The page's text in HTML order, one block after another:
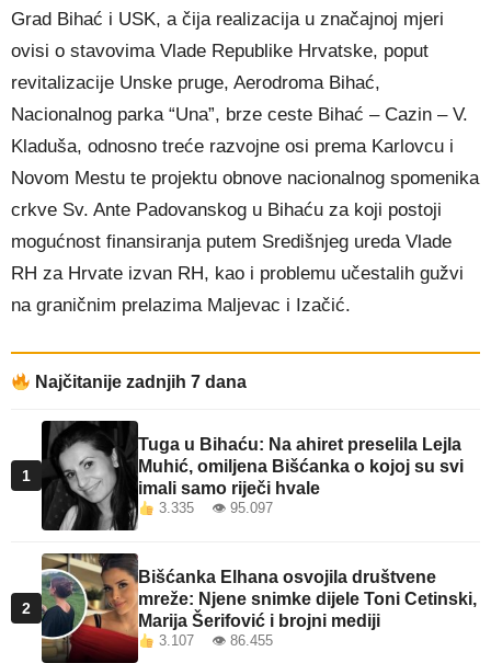
Grad Bihać i USK, a čija realizacija u značajnoj mjeri
ovisi o stavovima Vlade Republike Hrvatske, poput
revitalizacije Unske pruge, Aerodroma Bihać,
Nacionalnog parka “Una”, brze ceste Bihać – Cazin – V.
Kladuša, odnosno treće razvojne osi prema Karlovcu i
Novom Mestu te projektu obnove nacionalnog spomenika
crkve Sv. Ante Padovanskog u Bihaću za koji postoji
mogućnost finansiranja putem Središnjeg ureda Vlade
RH za Hrvate izvan RH, kao i problemu učestalih gužvi
na graničnim prelazima Maljevac i Izačić.
Najčitanije zadnjih 7 dana
1
Tuga u Bihaću: Na ahiret preselila Lejla
Muhić, omiljena Bišćanka o kojoj su svi
imali samo riječi hvale
3.335 👁 95.097
2
Bišćanka Elhana osvojila društvene
mreže: Njene snimke dijele Toni Cetinski,
Marija Šerifović i brojni mediji
3.107 👁 86.455